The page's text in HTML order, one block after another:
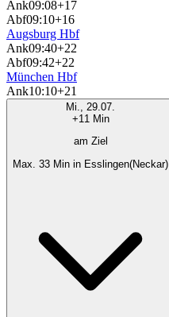
Ank09:08+17
Abf09:10+16
Augsburg Hbf
Ank09:40+22
Abf09:42+22
München Hbf
Ank10:10+21
Mi., 29.07.
+11 Min
am Ziel
Max. 33 Min in Esslingen(Neckar)